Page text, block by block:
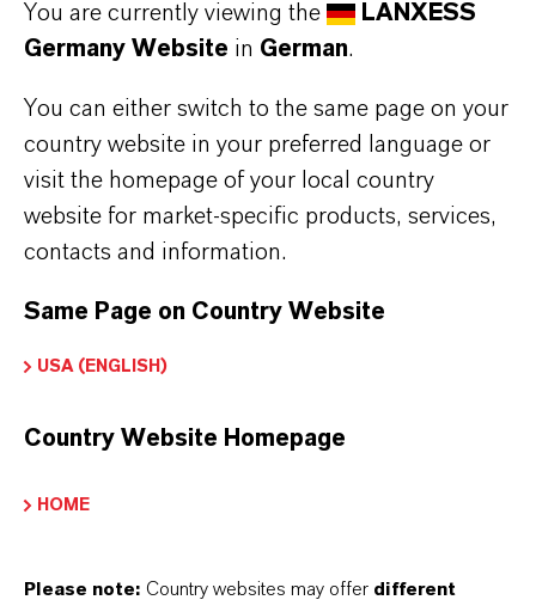
Diuron
You are currently viewing the
LANXESS
Germany Website in German.
You can either switch to the same page on your
country website in your preferred language or
visit the homepage of your local country
website for market-specific products, services,
contacts and information.
Same Page on Country Website
USA (ENGLISH)
Country Website Homepage
HOME
Please note: Country websites may offer different